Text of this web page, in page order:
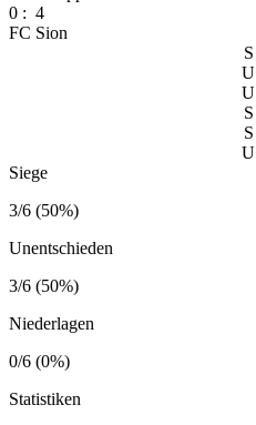
0 : 4
FC Sion
S
U
U
S
S
U
Siege
3/6 (50%)
Unentschieden
3/6 (50%)
Niederlagen
0/6 (0%)
Statistiken